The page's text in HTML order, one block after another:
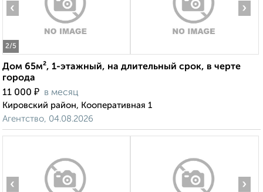
2/5
‹ ›
Дом 65м², 1-этажный, на длительный срок, в черте
города
11 000 ₽ в месяц
Кировский район, Кооперативная 1
Агентство, 04.08.2026
‹ ›